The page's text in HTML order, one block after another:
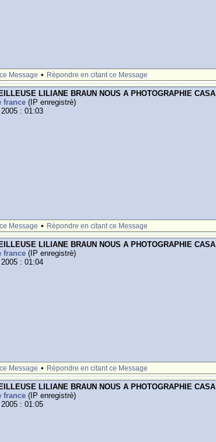
Message • Rèpondre en citant ce Message
LILIANE BRAUN NOUS A PHOTOGRAPHIE CASA
france (IP enregistrè)
: 01:03
Message • Rèpondre en citant ce Message
LILIANE BRAUN NOUS A PHOTOGRAPHIE CASA
france (IP enregistrè)
: 01:04
Message • Rèpondre en citant ce Message
LILIANE BRAUN NOUS A PHOTOGRAPHIE CASA
france (IP enregistrè)
: 01:05